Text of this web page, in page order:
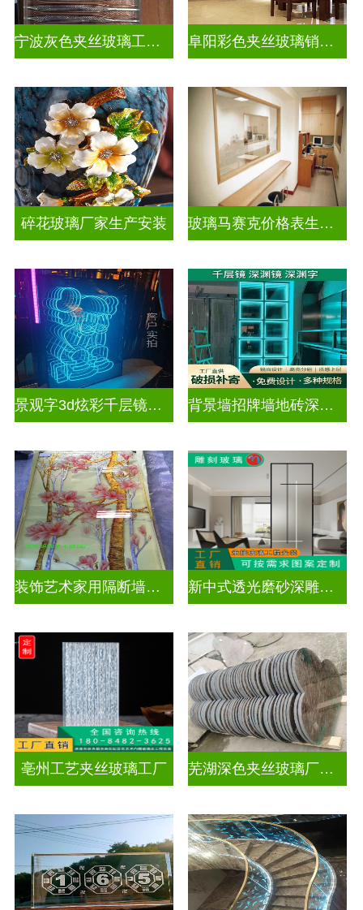
宁波灰色夹丝玻璃工厂招聘 阜阳彩色夹丝玻璃销售电话
碎花玻璃厂家生产安装 玻璃马赛克价格表生产电话
景观字3d炫彩千层镜深渊镜 背景墙招牌墙地砖深渊镜千层镜
装饰艺术家用隔断墙深雕玻璃 新中式透光磨砂深雕玻璃
亳州工艺夹丝玻璃工厂 芜湖深色夹丝玻璃厂家电话